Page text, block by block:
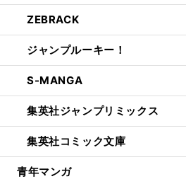
ZEBRACK
ジャンプルーキー！
S-MANGA
集英社ジャンプリミックス
集英社コミック文庫
青年マンガ